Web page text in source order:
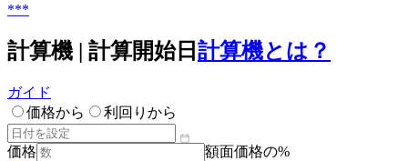
***
計算機 | 計算開始日 計算機とは？
ガイド
価格から
利回りから
価格
額面価格の%